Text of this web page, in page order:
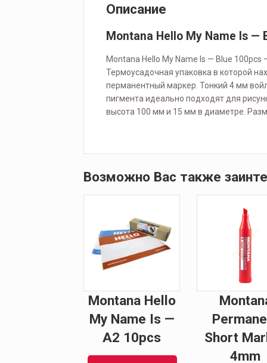
Описание
Montana Hello My Name Is —
Montana Hello My Name Is — Blue 100pcs
Термоусадочная упаковка в которой
перманентный маркер. Тонкий 4 мм
пигмента идеально подходят для
высота 100 мм и 15 мм в диаметре.
Возможно Вас также
Montana Hello
My Name Is —
A2 10pcs
Short
4mm